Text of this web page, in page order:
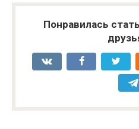
Понравилась